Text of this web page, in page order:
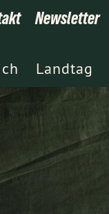
Newsletter
Landtag